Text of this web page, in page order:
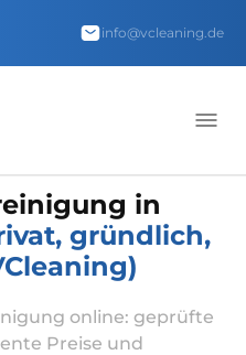
info@vcleaning.de
in
gründlich,
online: geprüfte
Preise und